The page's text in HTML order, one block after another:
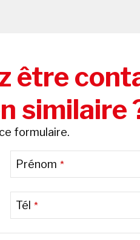
être
similaire
formulaire.
Prénom *
Tél *